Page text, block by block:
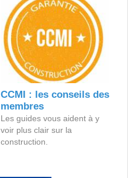
CCMI : les conseils des
membres
Les guides vous aident à y
voir plus clair sur la
construction.